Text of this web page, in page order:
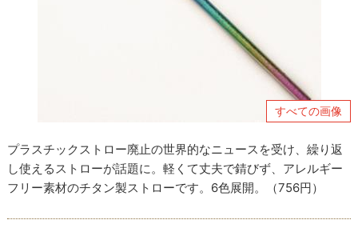
すべての画像
プラスチックストロー廃止の世界的なニュースを受け、繰り返
し使えるストローが話題に。軽くて丈夫で錆びず、アレルギー
フリー素材のチタン製ストローです。6色展開。（756円）